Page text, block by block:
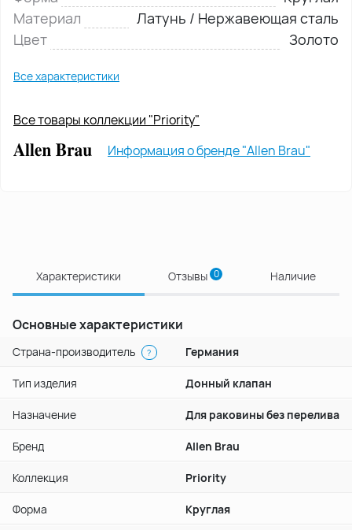
Материал
Латунь / Нержавеющая сталь
Цвет
Золото
Все характеристики
Все товары коллекции "Priority"
Информация о бренде "Allen Brau"
Характеристики Отзывы 0 Наличие
Основные характеристики
Страна-производитель ? Германия
Тип изделия Донный клапан
Назначение Для раковины без перелива
Бренд Allen Brau
Коллекция Priority
Форма Круглая